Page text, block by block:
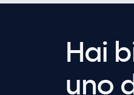
Hai
uno